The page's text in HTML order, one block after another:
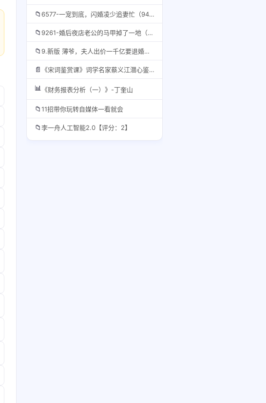
📁 6577-一宠到底，闪婚凌少追妻忙（94集）
📁 9261-婚后夜店老公的马甲掉了一地（89集）
📁 9.新版 薄爷，夫人出价一千亿要退婚（100集）
📄 《宋词鉴赏课》词学名家蔡义江潜心鉴赏一百五十七首名作的鉴赏课[pdf]
📊 《财务报表分析（一）》-丁奎山
📁11招带你玩转自媒体一看就会
📁李一舟人工智能2.0【评分：2】